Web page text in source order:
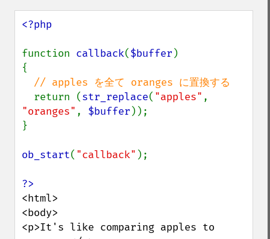
<?php
function callback($buffer )
{
// apples を全て oranges に置換する
return (str_replace( "apples"
"oranges" , $buffer ));
}
ob_start( "callback" );
<html>
<body>
<p>It's like comparing apples to